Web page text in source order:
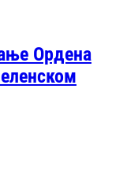
Ордена